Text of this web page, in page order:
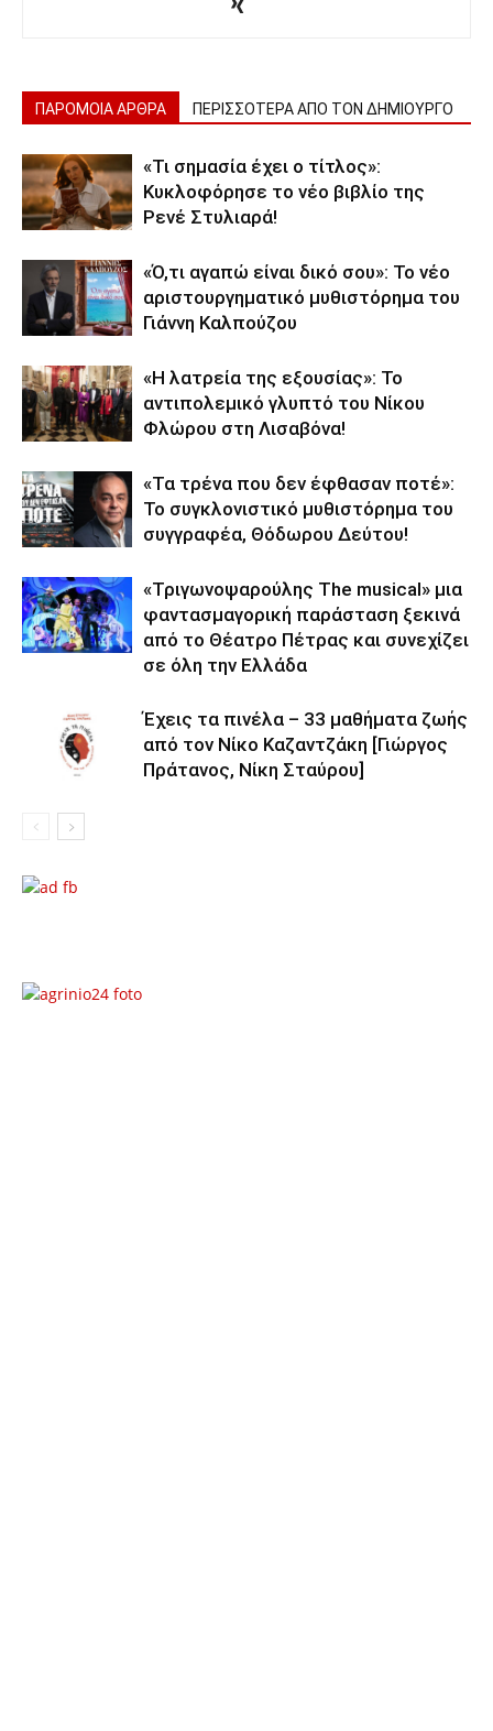
ΠΑΡΟΜΟΙΑ ΑΡΘΡΑ ΠΕΡΙΣΣΟΤΕΡΑ ΑΠΟ ΤΟΝ ΔΗΜΙΟΥΡΓΟ
«Τι σημασία έχει ο τίτλος»:
Κυκλοφόρησε το νέο βιβλίο της
Ρενέ Στυλιαρά!
«Ό,τι αγαπώ είναι δικό σου»: Το νέο
αριστουργηματικό μυθιστόρημα του
Γιάννη Καλπούζου
«Η λατρεία της εξουσίας»: Το
αντιπολεμικό γλυπτό του Νίκου
Φλώρου στη Λισαβόνα!
«Τα τρένα που δεν έφθασαν ποτέ»:
Το συγκλονιστικό μυθιστόρημα του
συγγραφέα, Θόδωρου Δεύτου!
«Τριγωνοψαρούλης The musical» μια
φαντασμαγορική παράσταση ξεκινά
από το Θέατρο Πέτρας και συνεχίζει
σε όλη την Ελλάδα
Έχεις τα πινέλα – 33 μαθήματα ζωής
από τον Νίκο Καζαντζάκη [Γιώργος
Πράτανος, Νίκη Σταύρου]